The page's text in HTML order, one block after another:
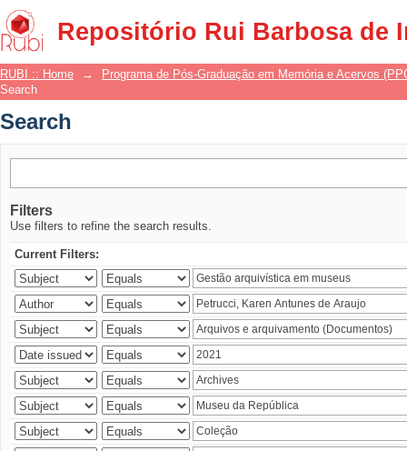
Repositório Rui Barbosa de
Search
RUBI :: Home →
Programa de Pós-Graduação em Memória e Acervos
Search
Search
Filters
Use filters to refine the search results.
Current Filters: